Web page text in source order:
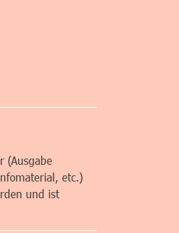
(Ausgabe
etc.)
und ist